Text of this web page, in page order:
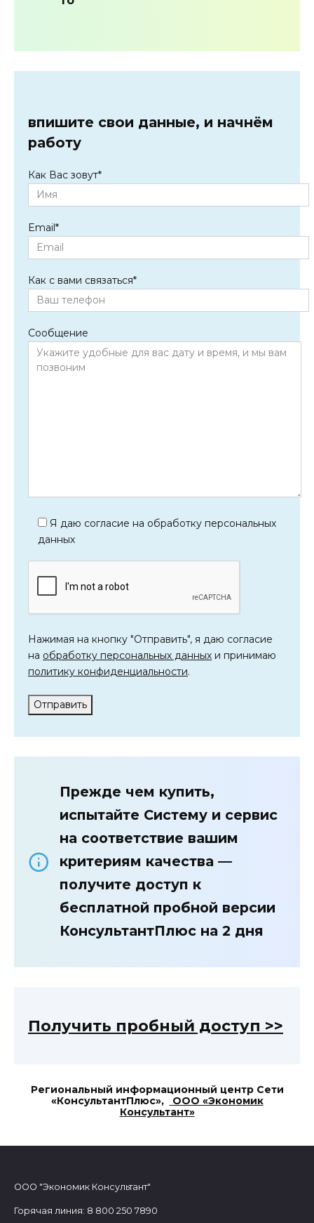
впишите свои данные, и начнём
работу
Как Вас зовут*
Email*
Как с вами связаться*
Сообщение
Я даю согласие на обработку персональных
данных
Нажимая на кнопку "Отправить", я даю согласие
на обработку персональных данных и принимаю
политику конфиденциальности.
Отправить
Прежде чем купить,
испытайте Систему и сервис
на соответствие вашим
критериям качества —
получите доступ к
бесплатной пробной версии
КонсультантПлюс на 2 дня
Получить пробный доступ >>
Региональный информационный центр Сети
«КонсультантПлюс»,
ООО «Экономик
Консультант»
ООО "Экономик Консультант"
Горячая линия: 8 800 250 7890